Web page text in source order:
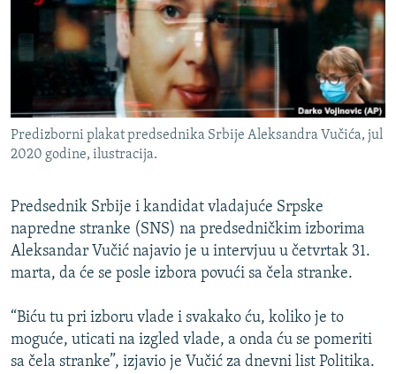
ISPRIČAJ MI
DNEVNO@RSE
SPECIJALI RSE
VIŠE OD NASLOVA
GENOCID U SREBRENICI
TV LIBERTY
POST SCRIPTUM
MOJA EVROPA
SVE KARTE DEJTONA
NASTANAK I RASPAD JUGOSLAVIJE
PRATITE NAS
Sve RFE/RL stranice
Predizborni plakat predsednika Srbije Aleksandra Vučića, jul
2020 godine, ilustracija.
Predsednik Srbije i kandidat vladajuće Srpske
napredne stranke (SNS) na predsedničkim izborima
Aleksandar Vučić najavio je u intervjuu u četvrtak 31.
marta, da će se posle izbora povući sa čela stranke.
“Biću tu pri izboru vlade i svakako ću, koliko je to
moguće, uticati na izgled vlade, a onda ću se pomeriti
sa čela stranke”, izjavio je Vučić za dnevni list Politika.